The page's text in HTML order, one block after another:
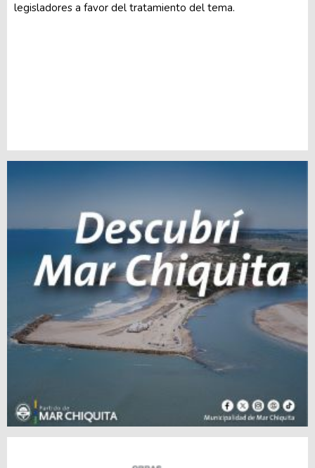
legisladores a favor del tratamiento del tema.